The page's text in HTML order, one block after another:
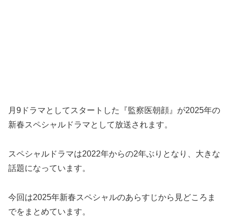
月9ドラマとしてスタートした『監察医朝顔』が2025年の
新春スペシャルドラマとして放送されます。
スペシャルドラマは2022年からの2年ぶりとなり、大きな
話題になっています。
今回は2025年新春スペシャルのあらすじから見どころま
でをまとめています。